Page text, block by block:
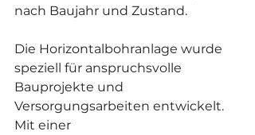
nach Baujahr und Zustand.
Die Horizontalbohranlage wurde
speziell für anspruchsvolle
Bauprojekte und
Versorgungsarbeiten entwickelt.
Mit einer